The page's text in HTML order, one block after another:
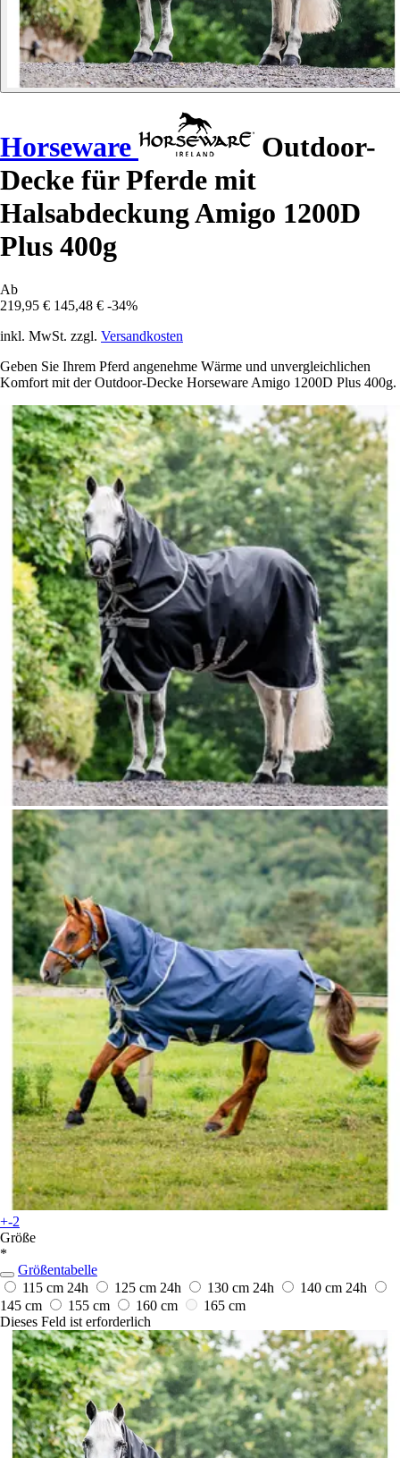
Horseware
Outdoor-
Decke für Pferde mit
Halsabdeckung Amigo 1200D
Plus 400g
Ab
219,95 € 145,48 € -34%
inkl. MwSt. zzgl. Versandkosten
Geben Sie Ihrem Pferd angenehme Wärme und unvergleichlichen
Komfort mit der Outdoor-Decke Horseware Amigo 1200D Plus 400g.
+-2
Größe
*
Größentabelle
115 cm 24h 125 cm 24h 130 cm 24h 140 cm 24h
145 cm
155 cm 160 cm
165 cm
Dieses Feld ist erforderlich